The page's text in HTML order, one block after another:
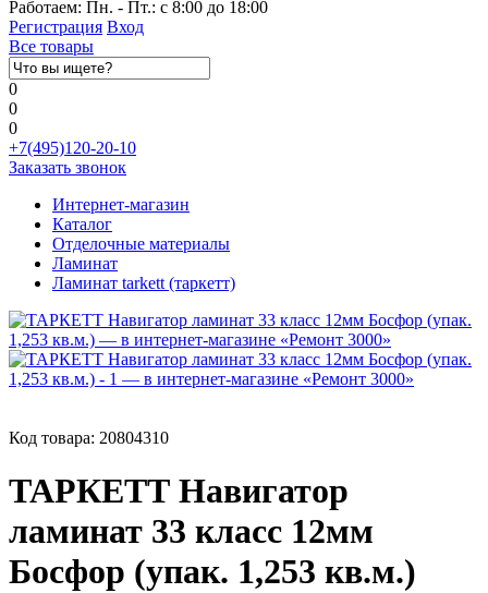
Работаем: Пн. - Пт.: с 8:00 до 18:00
Регистрация Вход
Все товары
0
0
0
+7(495)120-20-10
Заказать звонок
Интернет-магазин
Каталог
Отделочные материалы
Ламинат
Ламинат tarkett (таркетт)
Код товара: 20804310
ТАРКЕТТ Навигатор
ламинат 33 класс 12мм
Босфор (упак. 1,253 кв.м.)